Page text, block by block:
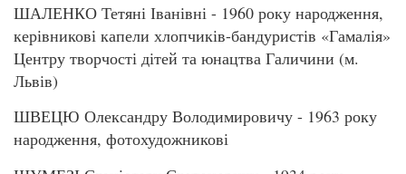
ШАЛЕНКО Тетяні Іванівні - 1960 року народження,
керівникові капели хлопчиків-бандуристів «Гамалія»
Центру творчості дітей та юнацтва Галичини (м.
Львів)
ШВЕЦЮ Олександру Володимировичу - 1963 року
народження, фотохудожникові